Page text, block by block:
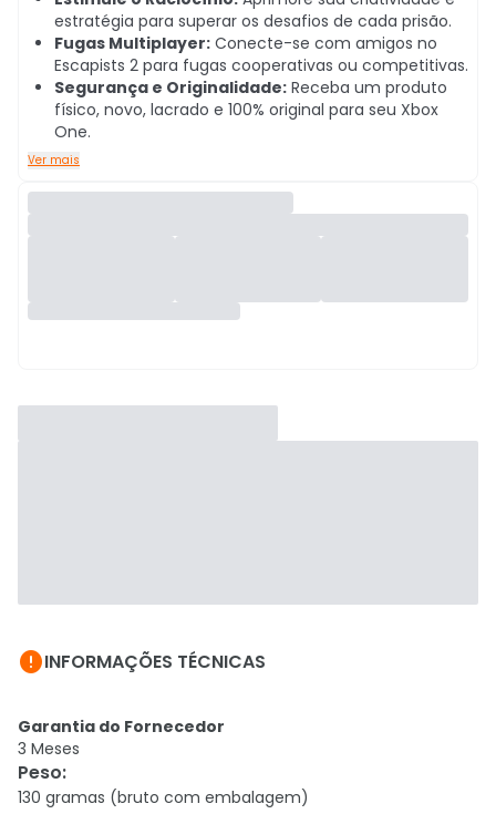
estratégia para superar os desafios de cada prisão.
Fugas Multiplayer: Conecte-se com amigos no
Escapists 2 para fugas cooperativas ou competitivas.
Segurança e Originalidade: Receba um produto
físico, novo, lacrado e 100% original para seu Xbox
One.
Ver mais
INFORMAÇÕES TÉCNICAS
Garantia do Fornecedor
3 Meses
Peso:
130 gramas (bruto com embalagem)